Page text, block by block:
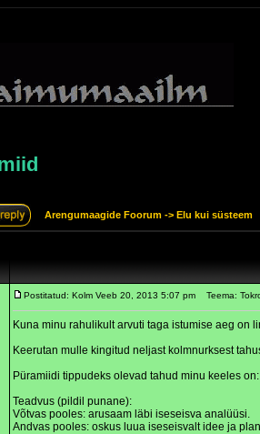
Arengumaagide Foorum -> Elu kui süsteem
Postitatud: Kolm Veeb 20, 2013 5:07 pm Teema:
Kuna minu rahulikult arvuti taga istumise aeg on
Keerutan mulle kingitud neljast kolmnurksest
Püramiidi tippudeks olevad tahud minu keeles on:
Teadvus (pildil punane):
Võtvas pooles: arusaam läbi iseseisva analüüsi.
Andvas pooles: oskus luua iseseisvalt idee ja